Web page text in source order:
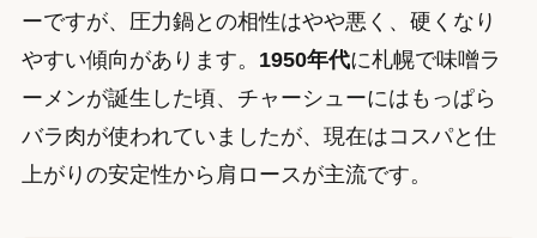
ーですが、圧力鍋との相性はやや悪く、硬くなり
やすい傾向があります。 1950年代に札幌で味噌ラ
ーメンが誕生した頃、チャーシューにはもっぱら
バラ肉が使われていましたが、現在はコスパと仕
上がりの安定性から肩ロースが主流です。